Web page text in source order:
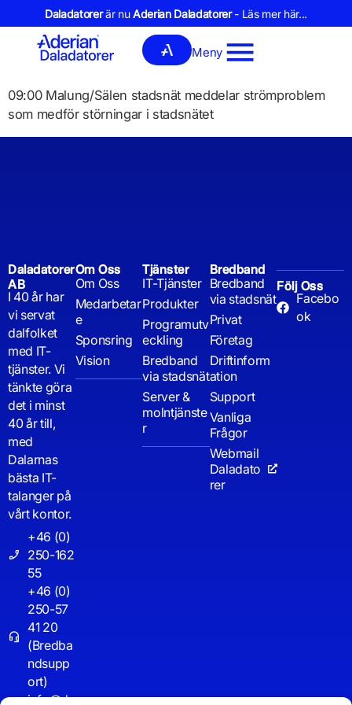
Daladatorerär nuAderian Daladatorer- Läs mer här...
Meny
09:00 Malung/Sälen stadsnät meddelar strömproblem
som medför störningar i stadsnätet
Daladatorer
AB
I 40 år har
vi servat
dalfolket
med IT-
tjänster. Vi
tänkte göra
det i minst
40 år till,
med
Dalarnas
bästa IT-
talanger på
vårt kontor.
+46 (0)
250-162
55
+46 (0)
250-57
41 20
(Bredba
ndsupp
ort)
info@d
Om Oss
Om Oss
Medarbetar
e
Sponsring
Vision
Tjänster
IT-Tjänster
Produkter
Programutv
eckling
Bredband
via stadsnät
Server &
molntjänste
r
Bredband
Bredband
via stadsnät
Privat
Företag
Driftinform
ation
Support
Vanliga
Frågor
Webmail
Daladato
rer
Följ Oss
Facebo
ok